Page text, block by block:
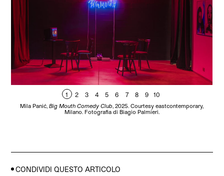
1 2 3 4 5 6 7 8 9 10
Mila Panić,Big Mouth Comedy Club, 2025. Courtesy eastcontemporary,
Milano. Fotografia di Biagio Palmieri.
CONDIVIDI QUESTO ARTICOLO